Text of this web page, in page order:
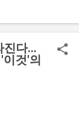
개발 철거 세입
공급 주택 규모 :
: 내년 2월 예
및 자산 기준
진다...
것'의